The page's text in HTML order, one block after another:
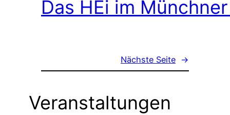
Das HEi im
Nächste Seite →
Veranstaltungen